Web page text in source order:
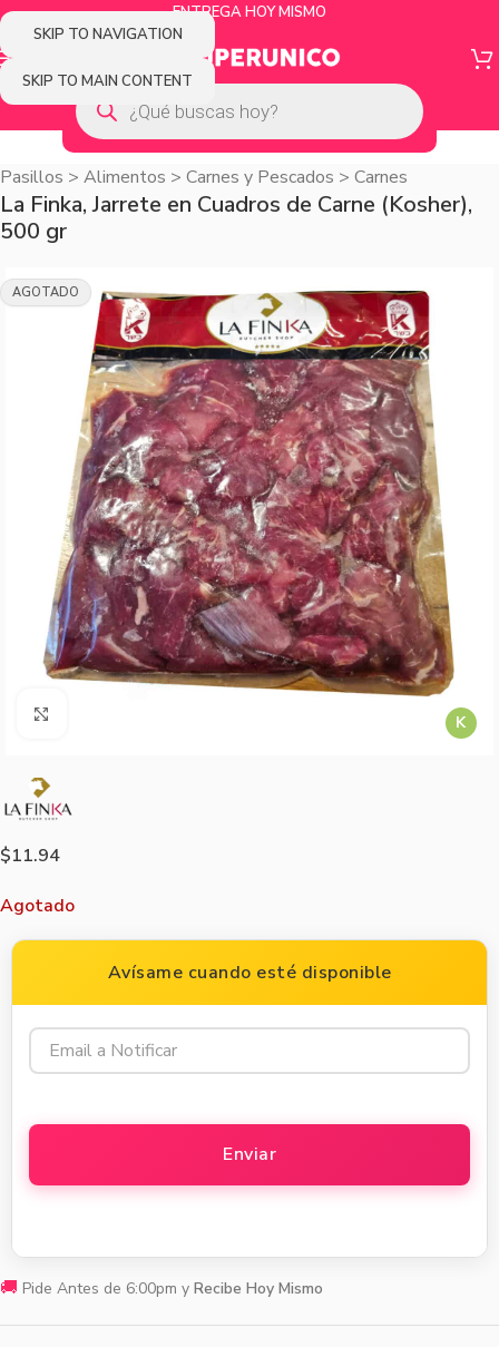
SKIP TO NAVIGATION
SKIP TO MAIN CONTENT
ENTREGA HOY MISMO
Pasillos > Alimentos > Carnes y Pescados > Carnes
La Finka, Jarrete en Cuadros de Carne (Kosher),
500 gr
AGOTADO
K
$11.94
Agotado
Avísame cuando esté disponible
🚚 Pide Antes de 6:00pm y Recibe Hoy Mismo